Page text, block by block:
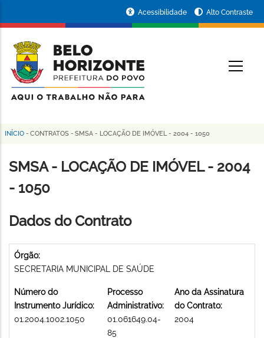
conteúdo
principal
da
Prefeitura
de
Horizonte
Acessibilidade Alto Contraste
Trilha
de
navegação
INÍCIO - CONTRATOS - SMSA - LOCAÇÃO DE IMÓVEL - 2004 - 1050
SMSA - LOCAÇÃO DE IMÓVEL - 2004
- 1050
Dados do Contrato
Órgão:
SECRETARIA MUNICIPAL DE SAÚDE
Número do
Instrumento Jurídico:
01.2004.1002.1050
Processo
Administrativo:
01.061649.04-
85
Ano da Assinatura
do Contrato:
2004